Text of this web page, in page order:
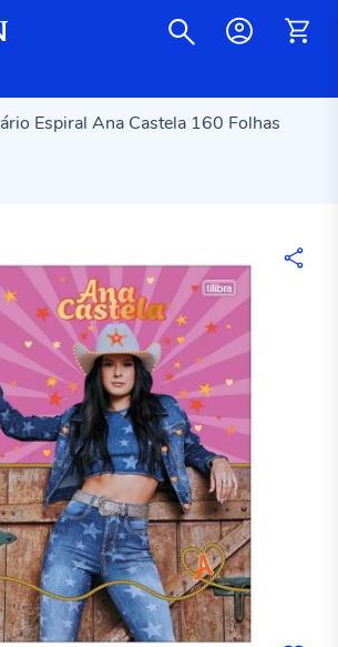
Espiral Ana Castela 160 Folhas